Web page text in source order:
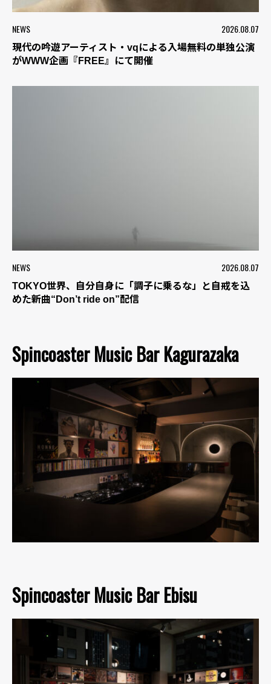
NEWS 2026.08.07
現代の吟遊アーティスト・vqによる入場無料の単独公演
がWWW企画『FREE』にて開催
NEWS 2026.08.07
TOKYO世界、自分自身に「調子に乗るな」と自戒を込
めた新曲“Don’t ride on”配信
Spincoaster Music Bar Kagurazaka
Spincoaster Music Bar Ebisu